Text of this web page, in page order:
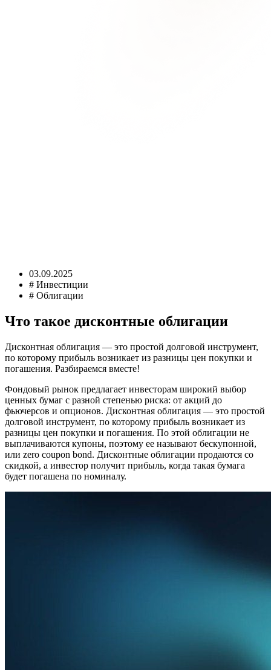
03.09.2025
# Инвестиции
# Облигации
Что такое дисконтные облигации
Дисконтная облигация — это простой долговой инструмент,
по которому прибыль возникает из разницы цен покупки и
погашения. Разбираемся вместе!
Фондовый рынок предлагает инвесторам широкий выбор
ценных бумаг с разной степенью риска: от акций до
фьючерсов и опционов. Дисконтная облигация — это простой
долговой инструмент, по которому прибыль возникает из
разницы цен покупки и погашения. По этой облигации не
выплачиваются купоны, поэтому ее называют бескупонной,
или zero coupon bond. Дисконтные облигации продаются со
скидкой, а инвестор получит прибыль, когда такая бумага
будет погашена по номиналу.